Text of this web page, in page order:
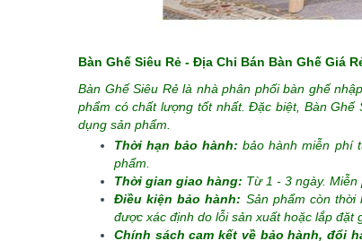
Bàn Ghế Siêu Rẻ - Địa Chỉ Bán Bàn Ghế Giá
Bàn Ghế Siêu Rẻ là nhà phân phối bàn ghế
phẩm có chất lượng tốt nhất. Đặc biệt, Bàn
dụng sản phẩm.
Thời hạn bảo hành:bảo hành miễn phí
phẩm.
Thời gian giao hàng: Từ 1 - 3 ngày.
Điều kiện bảo hành: Sản phẩm còn
được xác định do lỗi sản xuất hoặc lắp đặt
Chính sách cam kết về bảo hành, đổi